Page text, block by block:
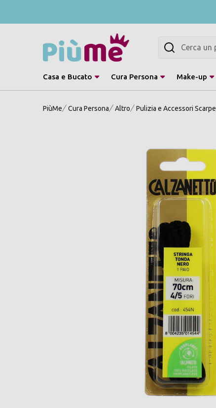
Cerca
Casa e Bucato Cura Persona Make-up
PiùMe Cura Persona Altro Pulizia e Accessori Scarpe